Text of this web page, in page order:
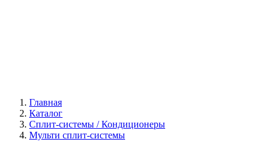
Главная
Каталог
Сплит-системы / Кондиционеры
Мульти сплит-системы